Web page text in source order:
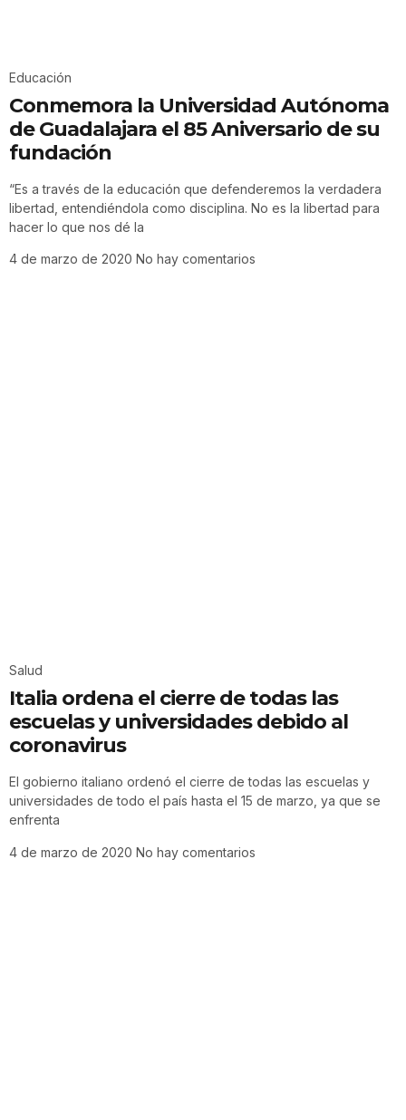
Educación
Conmemora la Universidad Autónoma
de Guadalajara el 85 Aniversario de su
fundación
“Es a través de la educación que defenderemos la verdadera
libertad, entendiéndola como disciplina. No es la libertad para
hacer lo que nos dé la
4 de marzo de 2020 No hay comentarios
Salud
Italia ordena el cierre de todas las
escuelas y universidades debido al
coronavirus
El gobierno italiano ordenó el cierre de todas las escuelas y
universidades de todo el país hasta el 15 de marzo, ya que se
enfrenta
4 de marzo de 2020 No hay comentarios